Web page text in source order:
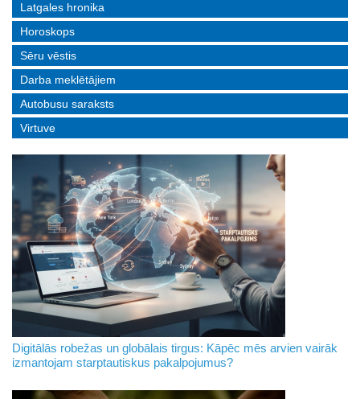
Latgales hronika
Horoskops
Sēru vēstis
Darba meklētājiem
Autobusu saraksts
Virtuve
Digitālās robežas un globālais tirgus: Kāpēc mēs arvien vairāk
izmantojam starptautiskus pakalpojumus?